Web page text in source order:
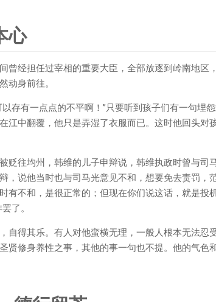
心
曾经担任过宰相的重要大臣，全部放逐到岭南地区
动身前往。
存有一点点的不平啊！”只要听到孩子们有一句埋
江中翻覆，他只是弄湿了衣服而已。这时他回头对
贬往均州，韩维的儿子申辩说，韩维执政时曾与司
，说他当时也与司马光意见不和，想要免去责罚，
有不和，是很正常的；但现在你们说这话，就是投
了。
自得其乐。有人对他蛮横无理，一般人根本无法忍
贤修身养性之事，其他的事一句也不提。他的气色